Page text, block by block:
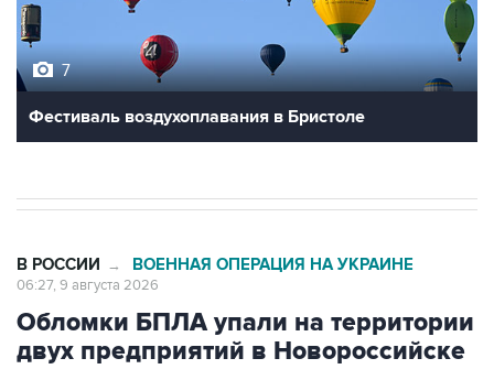
7
Фестиваль воздухоплавания в Бристоле
В РОССИИ → ВОЕННАЯ ОПЕРАЦИЯ НА УКРАИНЕ
06:27, 9 августа 2026
Обломки БПЛА упали на территории
двух предприятий в Новороссийске